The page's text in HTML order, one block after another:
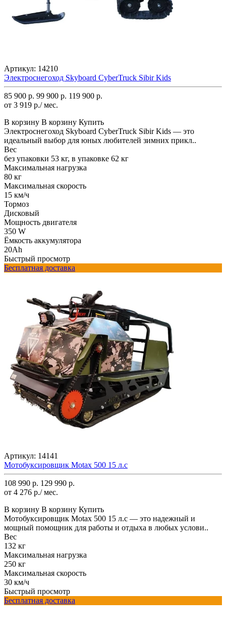
Артикул: 14210
Электроснегоход Skyboard CyberTruck Sibir Kids
85 900 р. 99 900 р. 119 900 р.
от 3 919 р./ мес.
В корзину В корзину Купить
Электроснегоход Skyboard CyberTruck Sibir Kids — это
идеальный выбор для юных любителей зимних прикл..
Вес
без упаковки 53 кг, в упаковке 62 кг
Максимальная нагрузка
80 кг
Максимальная скорость
15 км/ч
Тормоз
Дисковый
Мощность двигателя
350 W
Ёмкость аккумулятора
20Ah
Быстрый просмотр
Бесплатная доставка
Артикул: 14141
Мотобуксировщик Motax 500 15 л.с
108 990 р. 129 990 р.
от 4 276 р./ мес.
В корзину В корзину Купить
Мотобуксировщик Motax 500 15 л.с — это надежный и
мощный помощник для работы и отдыха в любых услови..
Вес
132 кг
Максимальная нагрузка
250 кг
Максимальная скорость
30 км/ч
Быстрый просмотр
Бесплатная доставка